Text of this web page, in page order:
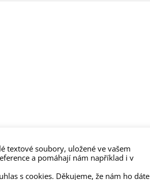
textové soubory, uložené ve vašem
a pomáhají nám například i v
s cookies. Děkujeme, že nám ho dáte